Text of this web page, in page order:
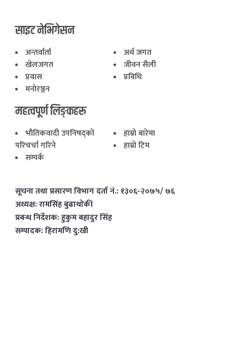
साइट नेभिगेसन
अन्तर्वार्ता
अर्थ जगत
खेलजगत
जीवन सैली
प्रवास
प्रविधि
मनोरञ्जन
महत्वपूर्ण लिङ्कहरू
भाैतिकवादी उपनिषद्काे
परिचर्चा गरिने
हाम्राे बारेमा
हाम्राे टिम
सम्पर्क
सूचना तथा प्रसारण विभाग दर्ता नं.: १३०६-२०७५/ ७६
अध्यक्ष: रामसिंह बुढाथाेकी
प्रबन्ध निर्देशक: हुकुम बहादुर सिंह
सम्पादक: हिरामणि दु:खी